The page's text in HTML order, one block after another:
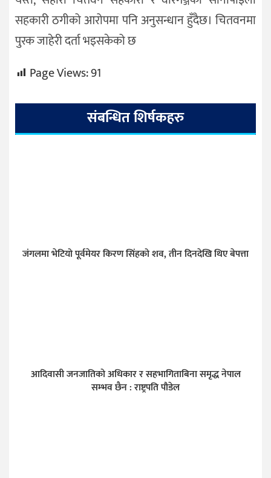
सहकारी ठगीको आरोपमा पनि अनुसन्धान हुँदैछ। चितवनमा
पुरक जाहेरी दर्ता भइसकेको छ
Page Views:91
संबन्धित शिर्षकहरु
जंगलमा भेटियो पूर्वमेयर किरण सिंहको शव, तीन दिनदेखि थिए बेपत्ता
आदिवासी जनजातिको अधिकार र सहभागिताबिना समृद्ध नेपाल
सम्भव छैन : राष्ट्रपति पौडेल